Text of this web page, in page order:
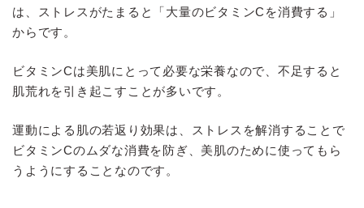
は、ストレスがたまると「大量のビタミンCを消費する」
からです。
ビタミンCは美肌にとって必要な栄養なので、不足すると
肌荒れを引き起こすことが多いです。
運動による肌の若返り効果は、ストレスを解消することで
ビタミンCのムダな消費を防ぎ、美肌のために使ってもら
うようにすることなのです。